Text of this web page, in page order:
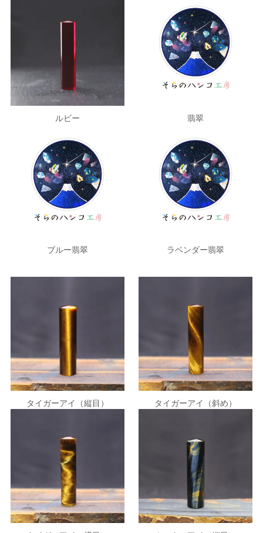
ルビー 翡翠
ブルー翡翠 ラベンダー翡翠
タイガーアイ（縦目） タイガーアイ（斜め）